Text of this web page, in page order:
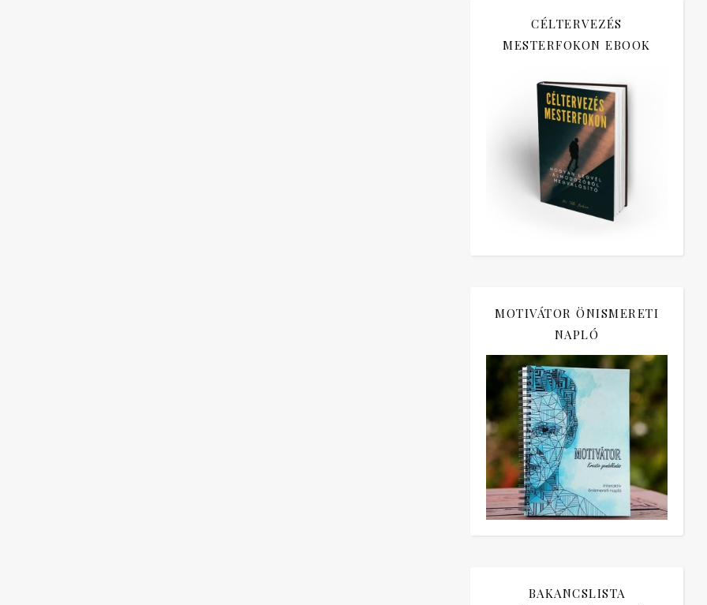
CÉLTERVEZÉS
MESTERFOKON EBOOK
MOTIVÁTOR ÖNISMERETI
NAPLÓ
BAKANCSLISTA